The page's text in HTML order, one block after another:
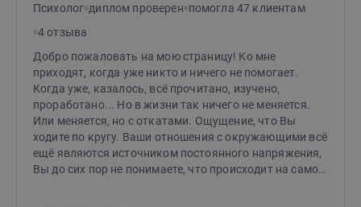
снова почувствуете вкус жизни, радость отношений,
отмечают мою отзывчивость, бережность в работе,
эмпатичность. Соблюдаю нормы этического кодекса,
регулярно работаю с супервизором и повышаю свои
профессиональные знания. На сессиях можно
выражаться матерными словами, проявлять все
свои эмоции, говорить открыто и откровенно.
Психолог диплом проверен помогла 47 клиентам
4 отзыва
Добро пожаловать на мою страницу! Ко мне
приходят, когда уже никто и ничего не помогает.
Когда уже, казалось, всё прочитано, изучено,
проработано... Но в жизни так ничего не меняется.
Или меняется, но с откатами. Ощущение, что Вы
ходите по кругу. Ваши отношения с окружающими всё
ещё являются источником постоянного напряжения,
Вы до сих пор не понимаете, что происходит на самом